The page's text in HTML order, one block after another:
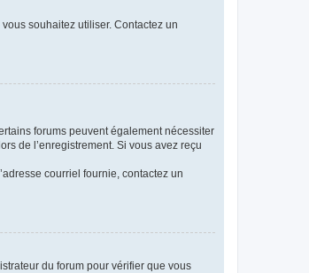
souhaitez utiliser. Contactez un
forums peuvent également nécessiter
de l’enregistrement. Si vous avez reçu
courriel fournie, contactez un
du forum pour vérifier que vous